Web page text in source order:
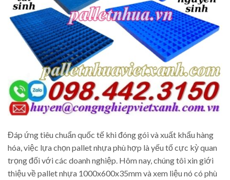
Đáp ứng tiêu chuẩn quốc tế khi đóng gói và xuất khẩu hàng
hóa, việc lựa chọn pallet nhựa phù hợp là yếu tố cực kỳ quan
trọng đối với các doanh nghiệp. Hôm nay, chúng tôi xin giới
thiệu về pallet nhựa 1000x600x35mm và xem liệu nó có phù